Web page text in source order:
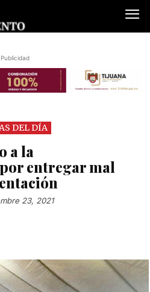
Publicidad
DEL DÍA
a la
entregar mal
23, 2021